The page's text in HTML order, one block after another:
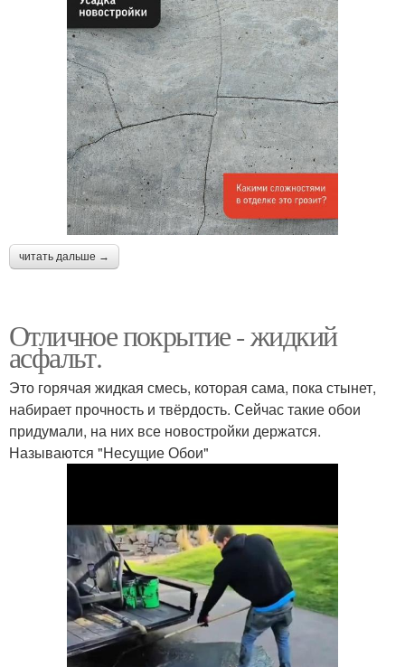
читать дальше →
Отличное покрытие - жидкий
асфальт.
Это горячая жидкая смесь, которая сама, пока стынет,
набирает прочность и твёрдость. Сейчас такие обои
придумали, на них все новостройки держатся.
Называются "Несущие Обои"